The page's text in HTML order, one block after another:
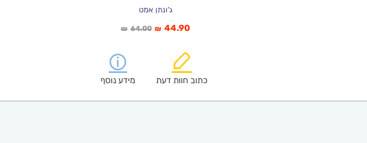
ג'ונתן אמט
₪ 64.00המחיר
₪64.00.
₪ 44.90המחיר
כתוב חוות דעת
מידע נוסף